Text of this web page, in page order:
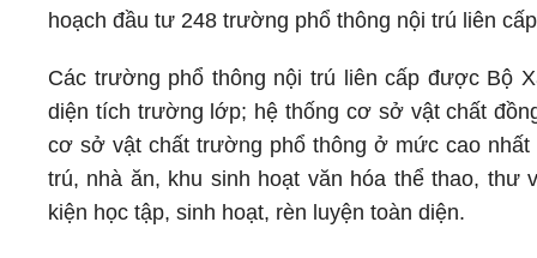
hoạch đầu tư 248 trường phổ thông nội trú liên
Các trường phổ thông nội trú liên cấp được Bộ
diện tích trường lớp; hệ thống cơ sở vật chất
cơ sở vật chất trường phổ thông ở mức cao
trú, nhà ăn, khu sinh hoạt văn hóa thể thao, thư
kiện học tập, sinh hoạt, rèn luyện toàn diện.